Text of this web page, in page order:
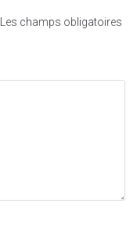
Les champs obligatoires